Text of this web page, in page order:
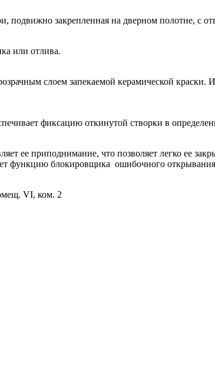
подвижно закрепленная на дверном полотне, с
или отлива.
слоем запекаемой керамической
фиксацию откинутой створки в
ее приподнимание, что позволяет легко ее
функцию блокировщика ошибочного
VI, ком. 2